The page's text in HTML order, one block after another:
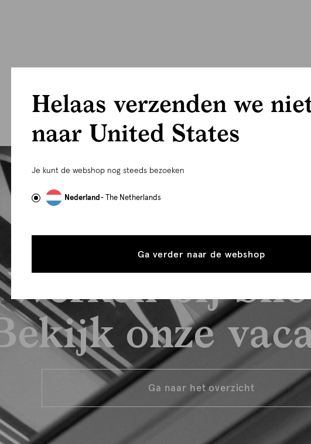
Werken bij
onze
Ga naar het overzicht
Helaas verzenden we
naar United States
Je kunt de webshop nog steeds bezoeken
Nederland- The Netherlands
Ga verder naar de webshop